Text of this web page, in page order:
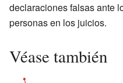
declaraciones falsas ante
personas en los juicios.
Véase también